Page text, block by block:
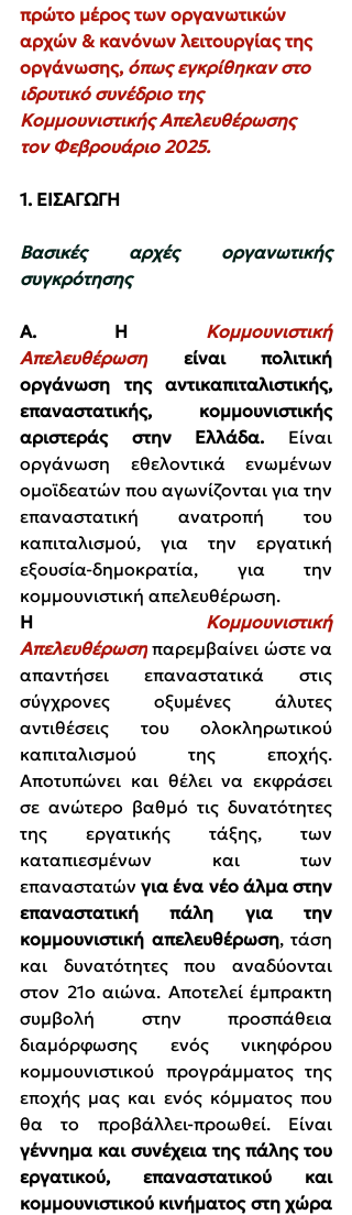
πρώτο μέρος των οργανωτικών
αρχών & κανόνων λειτουργίας της
οργάνωσης, όπως εγκρίθηκαν στο
ιδρυτικό συνέδριο της
Κομμουνιστικής Απελευθέρωσης
τον Φεβρουάριο 2025.
1. ΕΙΣΑΓΩΓΗ
Βασικές αρχές οργανωτικής
συγκρότησης
Α. Η Κομμουνιστική
Απελευθέρωση είναι πολιτική
οργάνωση της αντικαπιταλιστικής,
επαναστατικής, κομμουνιστικής
αριστεράς στην Ελλάδα. Είναι
οργάνωση εθελοντικά ενωμένων
ομοϊδεατών που αγωνίζονται για την
επαναστατική ανατροπή του
καπιταλισμού, για την εργατική
εξουσία-δημοκρατία, για την
κομμουνιστική απελευθέρωση.
Η Κομμουνιστική
Απελευθέρωση παρεμβαίνει ώστε να
απαντήσει επαναστατικά στις
σύγχρονες οξυμένες άλυτες
αντιθέσεις του ολοκληρωτικού
καπιταλισμού της εποχής.
Αποτυπώνει και θέλει να εκφράσει
σε ανώτερο βαθμό τις δυνατότητες
της εργατικής τάξης, των
καταπιεσμένων και των
επαναστατών για ένα νέο άλμα στην
επαναστατική πάλη για την
κομμουνιστική απελευθέρωση, τάση
και δυνατότητες που αναδύονται
στον 21ο αιώνα. Αποτελεί έμπρακτη
συμβολή στην προσπάθεια
διαμόρφωσης ενός νικηφόρου
κομμουνιστικού προγράμματος της
εποχής μας και ενός κόμματος που
γέννημα και συνέχεια της πάλης του
εργατικού, επαναστατικού και
κομμουνιστικού κινήματος στη χώρα